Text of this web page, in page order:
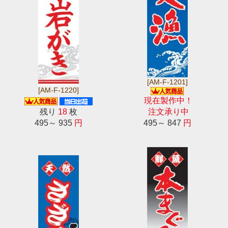
[AM-F-1220]
残り 18枚
495～ 935 円
[AM-F-1201]
現在製作中！
注文承り中
495～ 847 円